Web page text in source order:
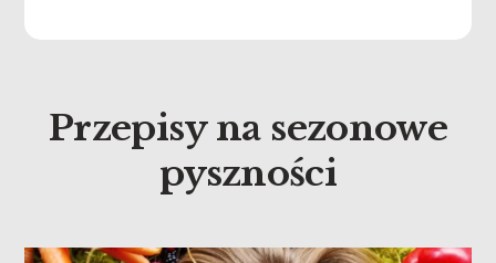
Przepisy na sezonowe
pyszności